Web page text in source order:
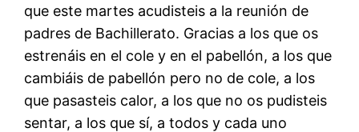
que este martes acudisteis a la reunión de
padres de Bachillerato. Gracias a los que os
estrenáis en el cole y en el pabellón, a los que
cambiáis de pabellón pero no de cole, a los
que pasasteis calor, a los que no os pudisteis
sentar, a los que sí, a todos y cada uno